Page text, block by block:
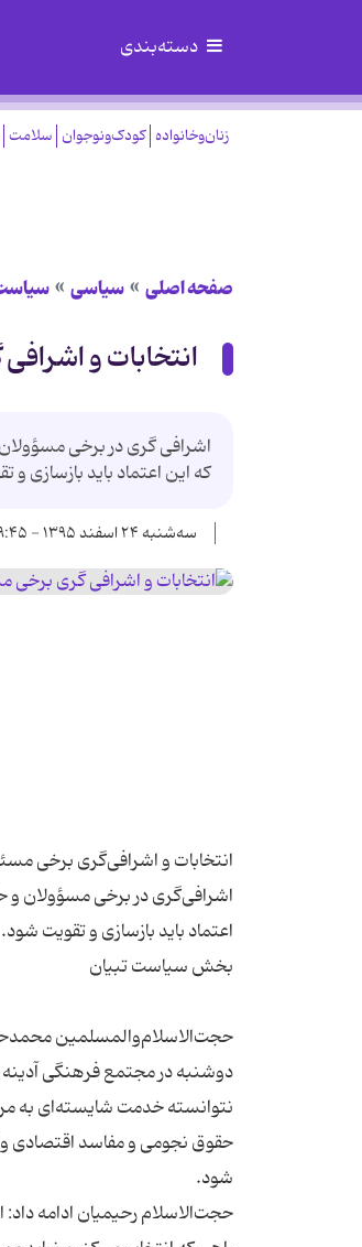
دسته‌بندی
زنان‌وخانواده کودک‌ونوجوان سلامت
صفحه اصلی سیاسی
انتخابات و
اشرافی گری در برخی
که این اعتماد باید بازسازی و
سه‌شنبه ۲۴ اسفند ۱۳۹۵ - ۰۹:۴۵
اشرافی‌گری در برخی مسؤولان
حجت‌الاسلام‌والمسلمین
دوشنبه در مجتمع فرهنگی
نتوانسته خدمت شایسته‌ای به
حقوق نجومی و مفاسد اقتصادی و
حجت‌الاسلام رحیمیان ادامه داد: